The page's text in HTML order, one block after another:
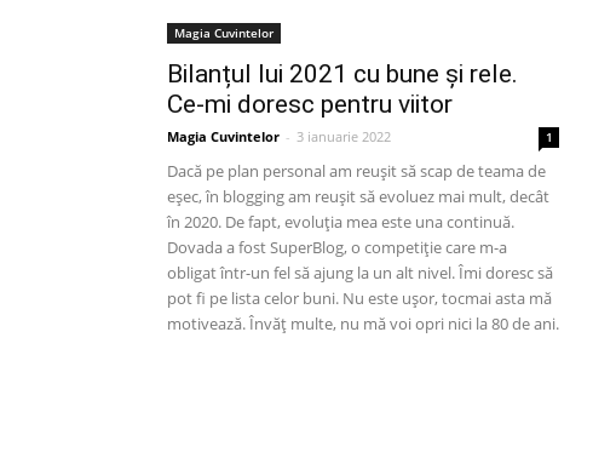
Magia Cuvintelor
Bilanțul lui 2021 cu bune și rele.
Ce-mi doresc pentru viitor
Magia Cuvintelor - 3 ianuarie 2022 1
Dacă pe plan personal am reușit să scap de teama de
eșec, în blogging am reușit să evoluez mai mult, decât
în 2020. De fapt, evoluția mea este una continuă.
Dovada a fost SuperBlog, o competiție care m-a
obligat într-un fel să ajung la un alt nivel. Îmi doresc să
pot fi pe lista celor buni. Nu este ușor, tocmai asta mă
motivează. Învăț multe, nu mă voi opri nici la 80 de ani.